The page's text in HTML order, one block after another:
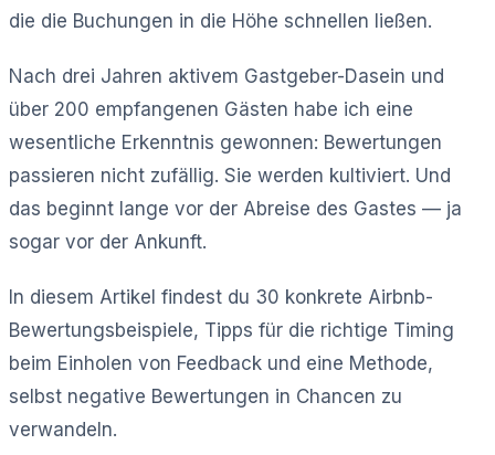
die die Buchungen in die Höhe schnellen ließen.
Nach drei Jahren aktivem Gastgeber-Dasein und
über 200 empfangenen Gästen habe ich eine
wesentliche Erkenntnis gewonnen: Bewertungen
passieren nicht zufällig. Sie werden kultiviert. Und
das beginnt lange vor der Abreise des Gastes — ja
sogar vor der Ankunft.
In diesem Artikel findest du 30 konkrete Airbnb-
Bewertungsbeispiele, Tipps für die richtige Timing
beim Einholen von Feedback und eine Methode,
selbst negative Bewertungen in Chancen zu
verwandeln.